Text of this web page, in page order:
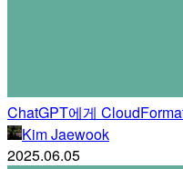
ChatGPT에게
Kim Jaewook
2025.06.05